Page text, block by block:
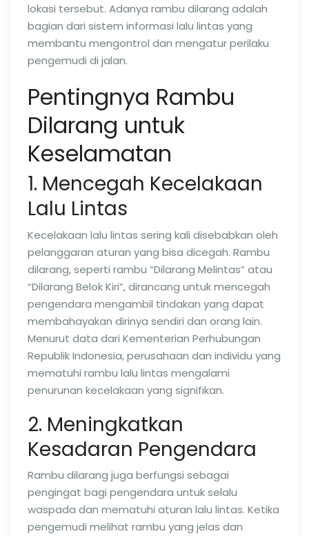
lokasi tersebut. Adanya rambu dilarang adalah
bagian dari sistem informasi lalu lintas yang
membantu mengontrol dan mengatur perilaku
pengemudi di jalan.
Pentingnya Rambu
Dilarang untuk
Keselamatan
1. Mencegah Kecelakaan
Lalu Lintas
Kecelakaan lalu lintas sering kali disebabkan oleh
pelanggaran aturan yang bisa dicegah. Rambu
dilarang, seperti rambu “Dilarang Melintas” atau
“Dilarang Belok Kiri”, dirancang untuk mencegah
pengendara mengambil tindakan yang dapat
membahayakan dirinya sendiri dan orang lain.
Menurut data dari Kementerian Perhubungan
Republik Indonesia, perusahaan dan individu yang
mematuhi rambu lalu lintas mengalami
penurunan kecelakaan yang signifikan.
2. Meningkatkan
Kesadaran Pengendara
Rambu dilarang juga berfungsi sebagai
pengingat bagi pengendara untuk selalu
waspada dan mematuhi aturan lalu lintas. Ketika
pengemudi melihat rambu yang jelas dan